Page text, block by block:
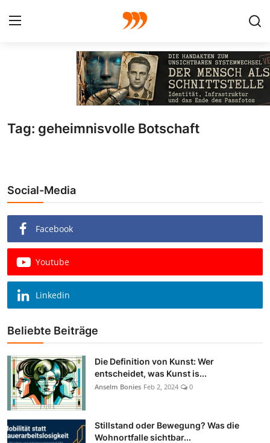
Galerie
Redaktion
Beiträge
Vorproduktion
Tag: geheimnisvolle Botschaft
Social-Media
Facebook
Youtube
Linkedin
Beliebte Beiträge
Die Definition von Kunst: Wer
entscheidet, was Kunst is...
Anselm Bonies Feb 2, 2024 0
Stillstand oder Bewegung? Was die
Wohnortfalle sichtbar...